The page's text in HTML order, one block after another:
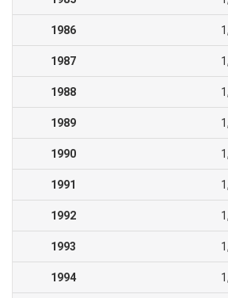
1986
1987
1988
1989
1990
1991
1992
1993
1994